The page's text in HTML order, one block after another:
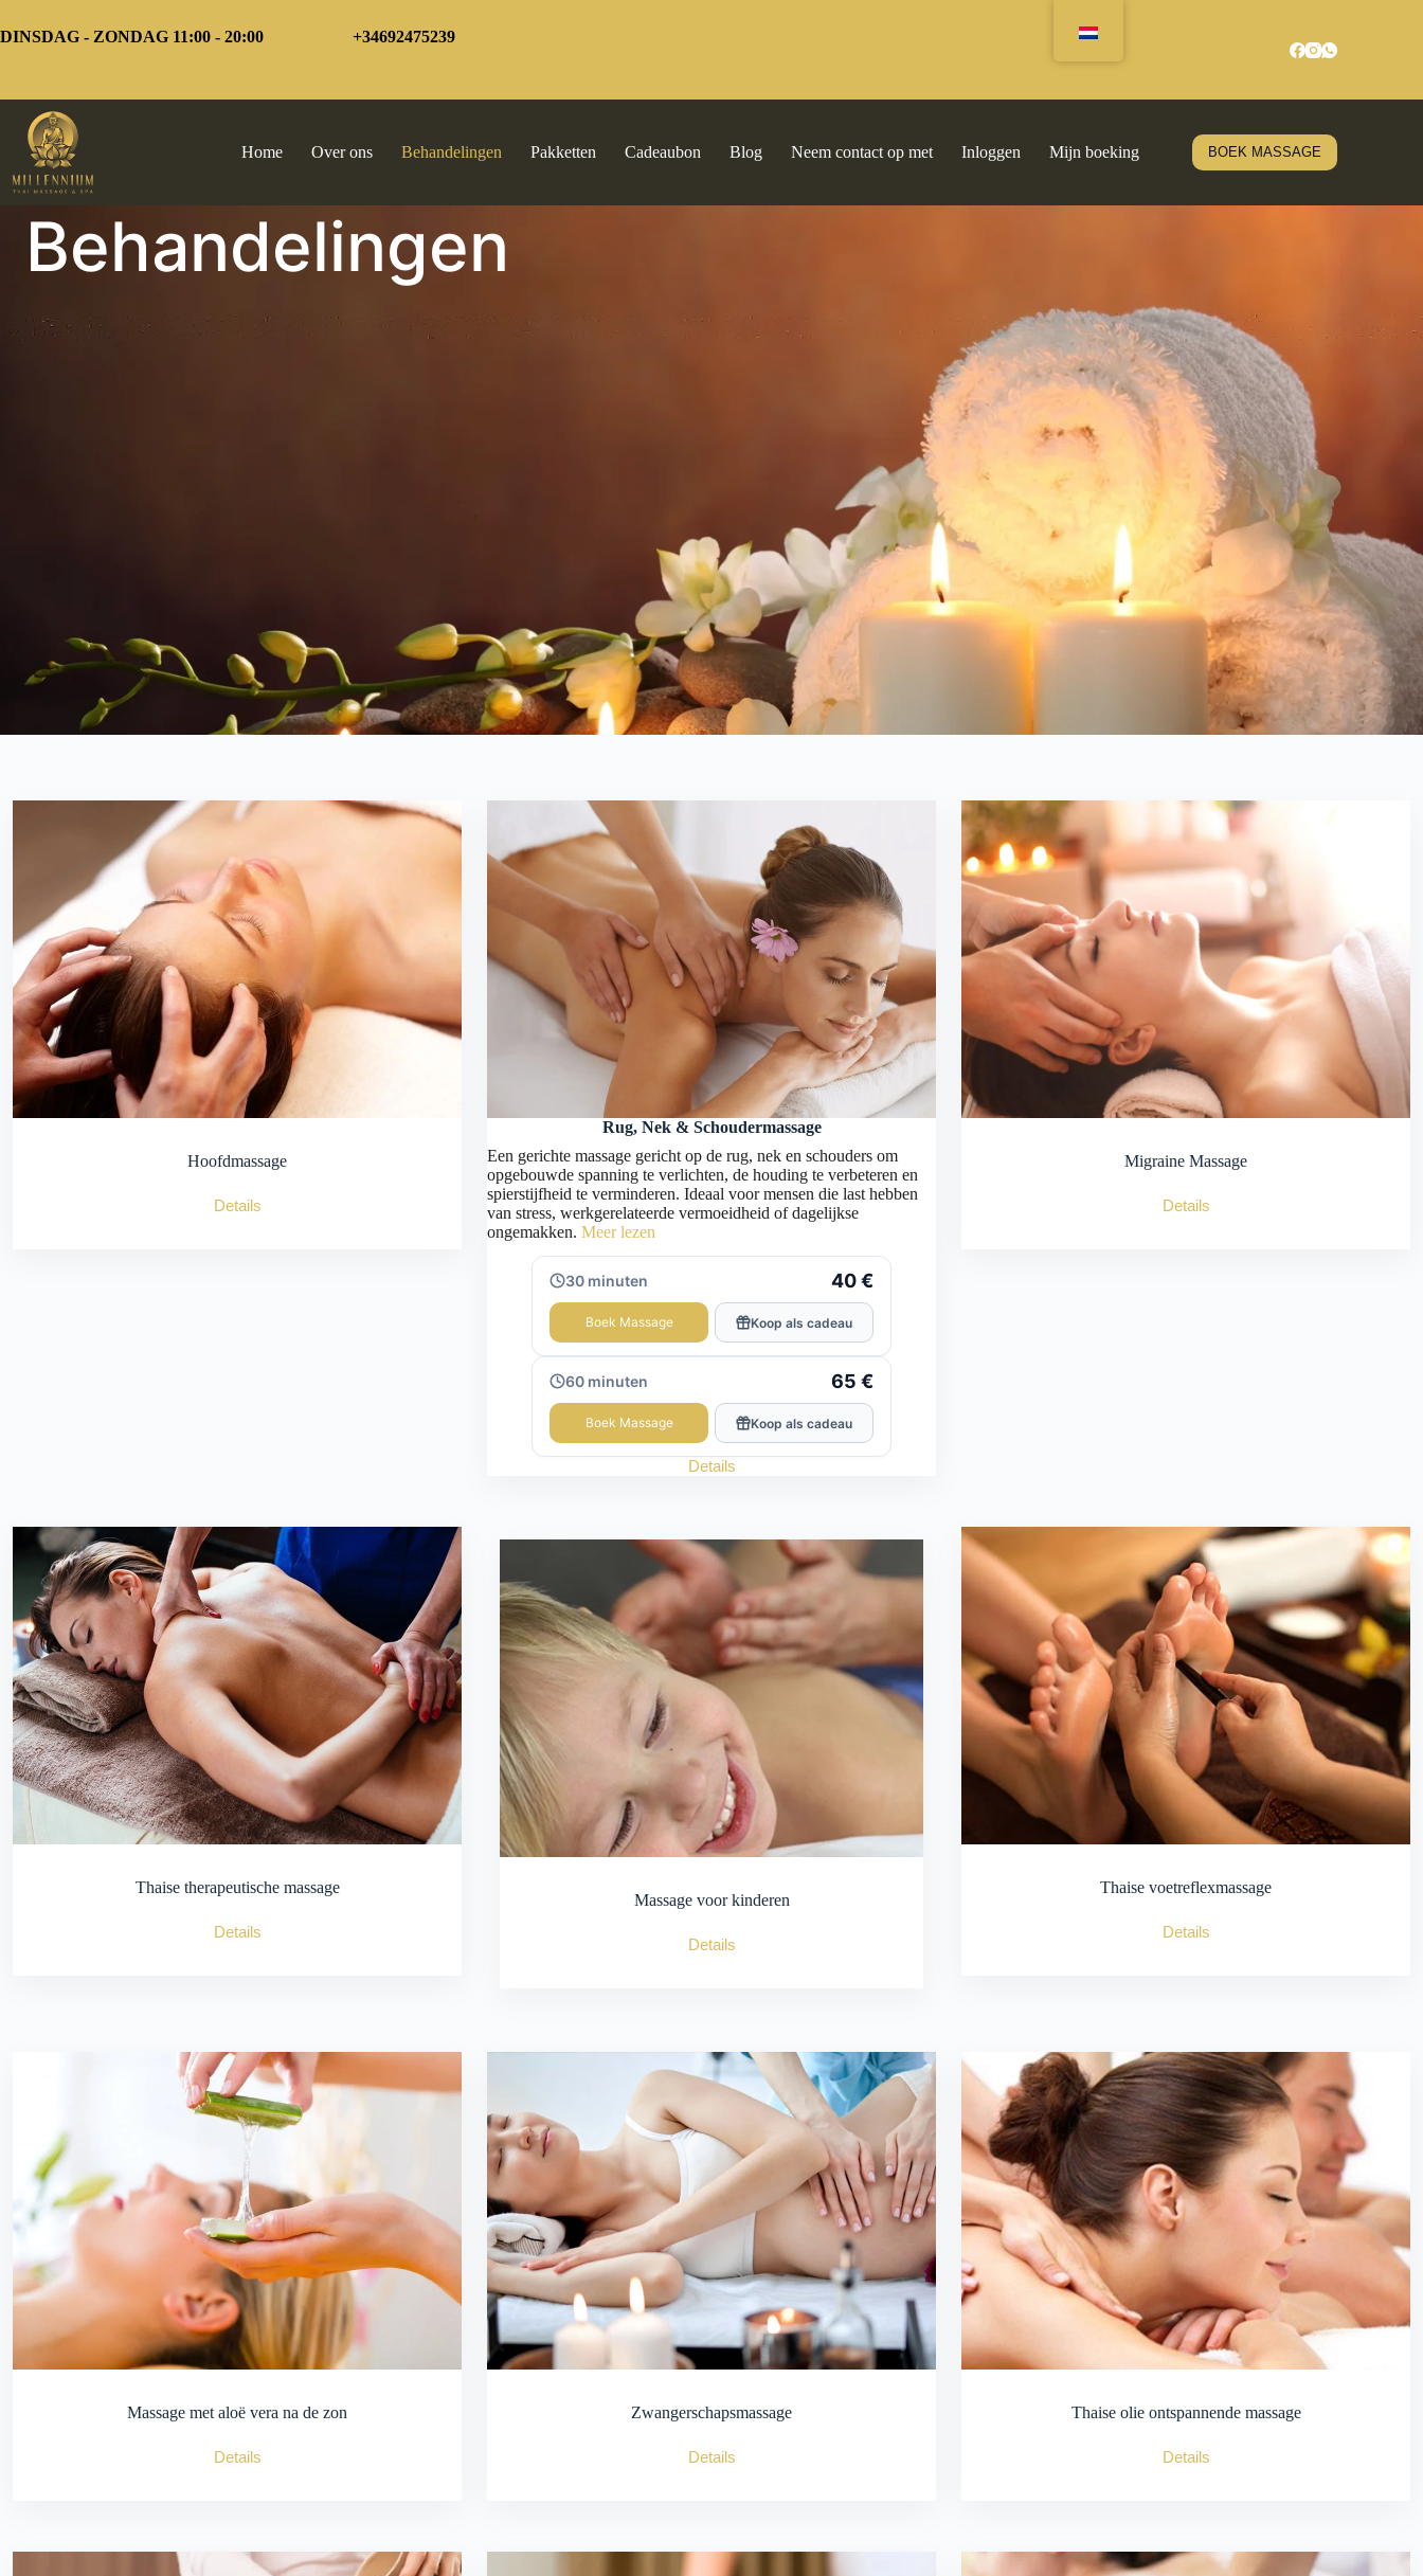
naar
inhoud
DINSDAG - ZONDAG 11:00 - 20:00 +34692475239
Home Over ons Behandelingen Pakketten Cadeaubon Blog Neem contact op met Inloggen Mijn boeking BOEK MASSAGE
Behandelingen
Hoofdmassage
Details
Rug, Nek & Schoudermassage
Een gerichte massage gericht op de rug, nek en schouders om
opgebouwde spanning te verlichten, de houding te verbeteren en
spierstijfheid te verminderen. Ideaal voor mensen die last hebben
van stress, werkgerelateerde vermoeidheid of dagelijkse
ongemakken. Meer lezen
30 minuten 40 €
Boek Massage Koop als cadeau
60 minuten 65 €
Boek Massage Koop als cadeau
Details
Migraine Massage
Details
Thaise therapeutische massage
Details
Massage voor kinderen
Details
Thaise voetreflexmassage
Details
Massage met aloë vera na de zon
Details
Zwangerschapsmassage
Details
Thaise olie ontspannende massage
Details